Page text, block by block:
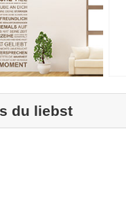
du liebst